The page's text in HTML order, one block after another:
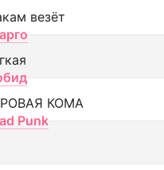
везёт
КОМА
Punk